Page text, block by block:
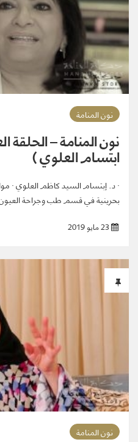
نون المنامة
نون المنامة – الحلقة
ابتسام العلوي )
بحرينية في قسم طب وجراحة
نون المنامة